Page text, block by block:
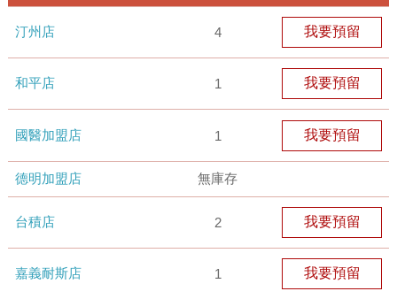
汀州店 4 我要預留
和平店 1 我要預留
國醫加盟店 1 我要預留
德明加盟店 無庫存
台積店 2 我要預留
嘉義耐斯店 1 我要預留